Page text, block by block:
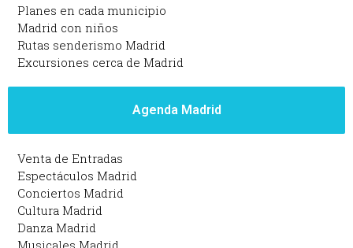
Planes en cada municipio
Madrid con niños
Rutas senderismo Madrid
Excursiones cerca de Madrid
Agenda Madrid
Venta de Entradas
Espectáculos Madrid
Conciertos Madrid
Cultura Madrid
Danza Madrid